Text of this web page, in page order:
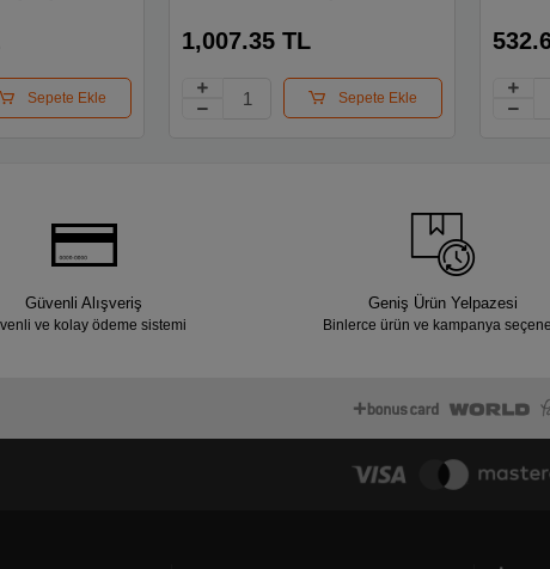
Sepete Ekle
1,007.35 TL
Sepete Ekle
Güvenli Alışveriş
ve kolay ödeme sistemi
Geniş Ürün Yelpazesi
Binlerce ürün ve kampanya